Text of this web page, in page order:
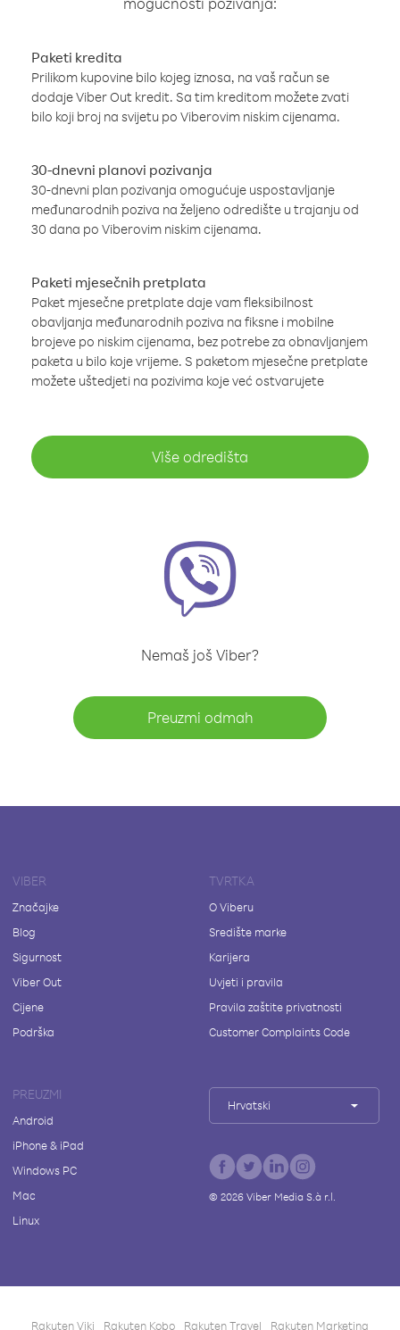
Paketi kredita
Prilikom kupovine bilo kojeg iznosa, na vaš račun se
dodaje Viber Out kredit. Sa tim kreditom možete zvati
bilo koji broj na svijetu po Viberovim niskim cijenama.
30-dnevni planovi pozivanja
30-dnevni plan pozivanja omogućuje uspostavljanje
međunarodnih poziva na željeno odredište u trajanju od
30 dana po Viberovim niskim cijenama.
Paketi mjesečnih pretplata
Paket mjesečne pretplate daje vam fleksibilnost
obavljanja međunarodnih poziva na fiksne i mobilne
brojeve po niskim cijenama, bez potrebe za obnavljanjem
paketa u bilo koje vrijeme. S paketom mjesečne pretplate
možete uštedjeti na pozivima koje već ostvarujete
Više odredišta
Nemaš još Viber?
Preuzmi odmah
VIBER
Značajke
Blog
Sigurnost
Viber Out
Cijene
Podrška
TVRTKA
O Viberu
Središte marke
Karijera
Uvjeti i pravila
Pravila zaštite privatnosti
Customer Complaints Code
PREUZMI
Android
iPhone & iPad
Windows PC
Mac
Linux
Hrvatski
© 2026Viber Media S.à r.l.
Rakuten Viki Rakuten Kobo Rakuten Travel Rakuten Marketing